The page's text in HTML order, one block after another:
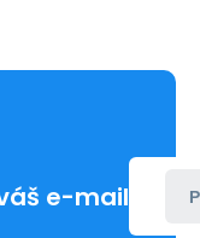
e-mail